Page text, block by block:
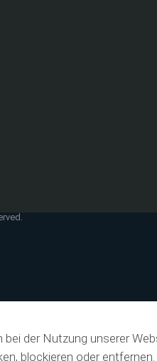
der Nutzung unserer
blockieren oder